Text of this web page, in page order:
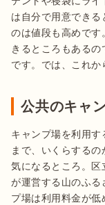
は自分で用意でき
のは値段も高めで
きるところもある
です。では、これか
公共のキャ
キャンプ場を利用
まで、いくらする
気になるところ。
が運営する山のふる
プ場は利用料金が